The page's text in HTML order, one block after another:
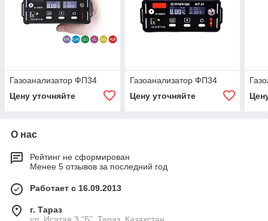
Газоанализатор ФП34
Цену уточняйте
Газоанализатор ФП34
Цену уточняйте
О нас
Рейтинг не сформирован
Менее 5 отзывов за последний год
Работает с 16.09.2013
г. Тараз